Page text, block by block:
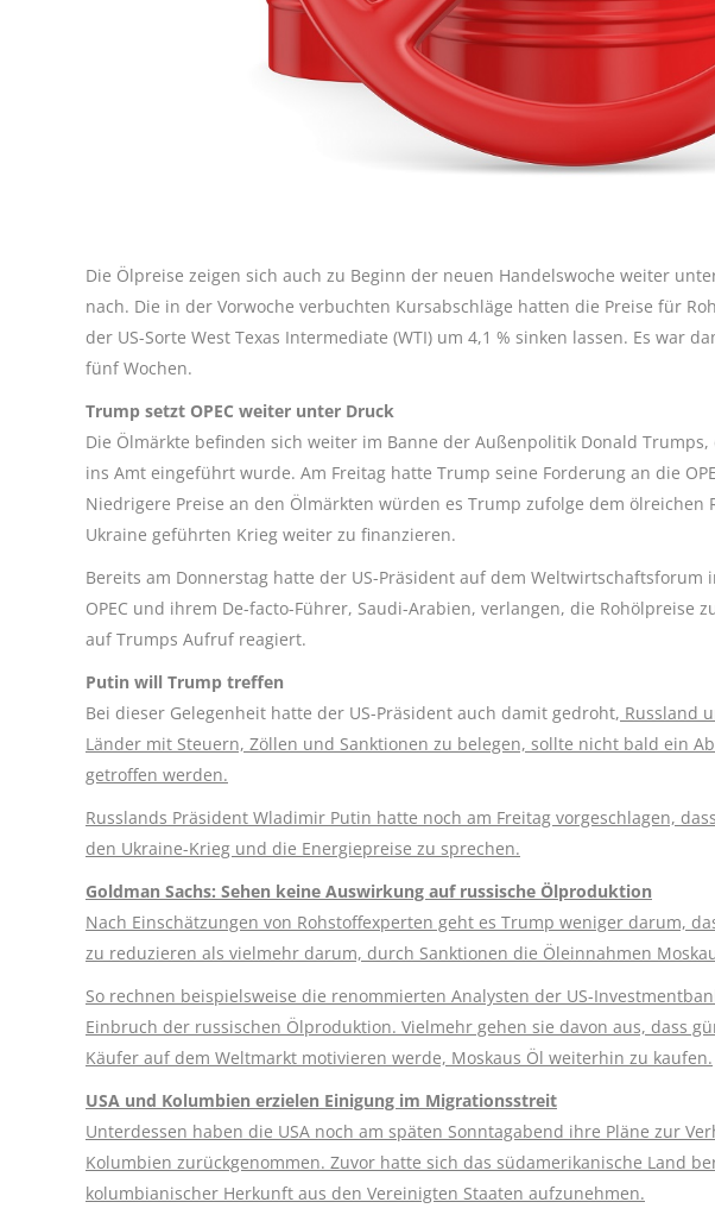
Die Ölpreise zeigen sich auch zu Beginn der neuen Handelswoche weiter
nach. Die in der Vorwoche verbuchten Kursabschläge hatten die Preise für
der US-Sorte West Texas Intermediate (WTI) um 4,1 % sinken lassen. Es war
fünf Wochen.
Trump setzt OPEC weiter unter Druck
Die Ölmärkte befinden sich weiter im Banne der Außenpolitik Donald
ins Amt eingeführt wurde. Am Freitag hatte Trump seine Forderung an die
Niedrigere Preise an den Ölmärkten würden es Trump zufolge dem ölreichen
Ukraine geführten Krieg weiter zu finanzieren.
Bereits am Donnerstag hatte der US-Präsident auf dem Weltwirtschaftsforum
OPEC und ihrem De-facto-Führer, Saudi-Arabien, verlangen, die Rohölpreise
auf Trumps Aufruf reagiert.
Putin will Trump treffen
Bei dieser Gelegenheit hatte der US-Präsident auch damit gedroht, Russland
Länder mit Steuern, Zöllen und Sanktionen zu belegen, sollte nicht bald ein
getroffen werden.
Russlands Präsident Wladimir Putin hatte noch am Freitag vorgeschlagen,
den Ukraine-Krieg und die Energiepreise zu sprechen.
Goldman Sachs: Sehen keine Auswirkung auf russische Ölproduktion
Nach Einschätzungen von Rohstoffexperten geht es Trump weniger darum,
zu reduzieren als vielmehr darum, durch Sanktionen die Öleinnahmen
So rechnen beispielsweise die renommierten Analysten der US-
Einbruch der russischen Ölproduktion. Vielmehr gehen sie davon aus, dass
Käufer auf dem Weltmarkt motivieren werde, Moskaus Öl weiterhin zu kaufen.
USA und Kolumbien erzielen Einigung im Migrationsstreit
Unterdessen haben die USA noch am späten Sonntagabend ihre Pläne zur
Kolumbien zurückgenommen. Zuvor hatte sich das südamerikanische Land
kolumbianischer Herkunft aus den Vereinigten Staaten aufzunehmen.